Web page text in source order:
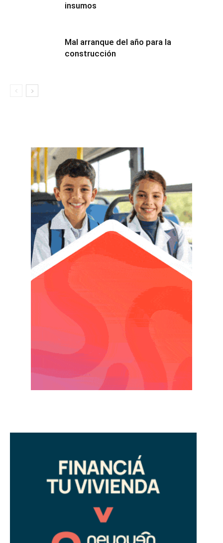
insumos
Mal arranque del año para la
construcción